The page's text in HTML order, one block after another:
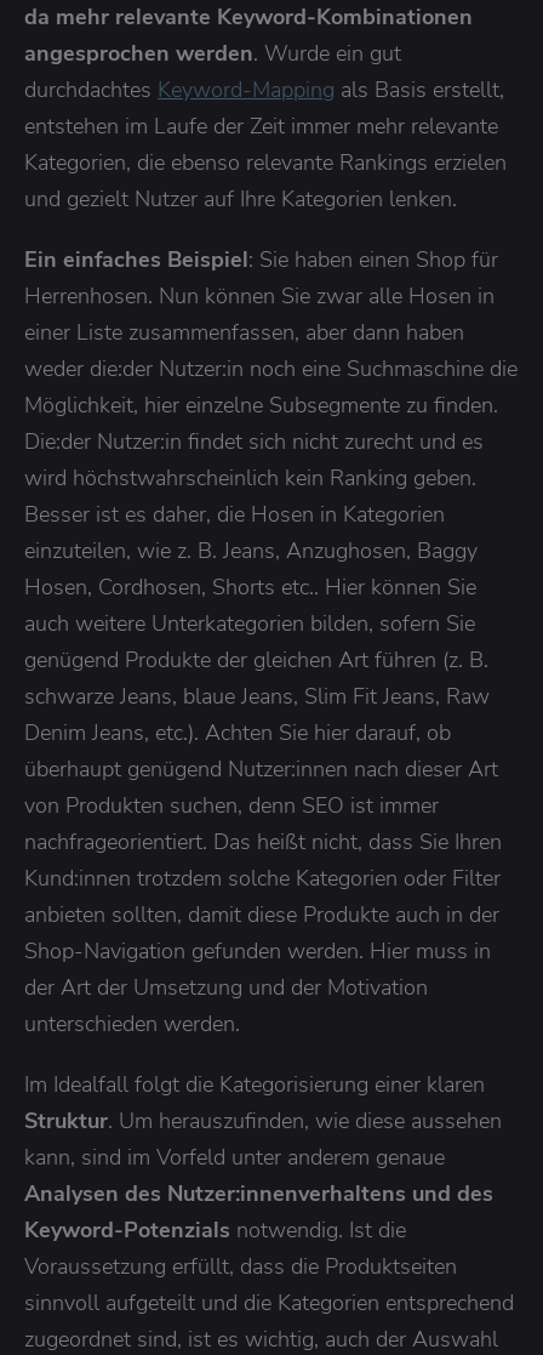
da mehr relevante Keyword-Kombinationen
angesprochen werden. Wurde ein gut
durchdachtes Keyword-Mapping als Basis erstellt,
entstehen im Laufe der Zeit immer mehr relevante
Kategorien, die ebenso relevante Rankings erzielen
und gezielt Nutzer auf Ihre Kategorien lenken.
Ein einfaches Beispiel: Sie haben einen Shop für
Herrenhosen. Nun können Sie zwar alle Hosen in
einer Liste zusammenfassen, aber dann haben
weder die:der Nutzer:in noch eine Suchmaschine die
Möglichkeit, hier einzelne Subsegmente zu finden.
Die:der Nutzer:in findet sich nicht zurecht und es
wird höchstwahrscheinlich kein Ranking geben.
Besser ist es daher, die Hosen in Kategorien
einzuteilen, wie z. B. Jeans, Anzughosen, Baggy
Hosen, Cordhosen, Shorts etc.. Hier können Sie
auch weitere Unterkategorien bilden, sofern Sie
genügend Produkte der gleichen Art führen (z. B.
schwarze Jeans, blaue Jeans, Slim Fit Jeans, Raw
Denim Jeans, etc.). Achten Sie hier darauf, ob
überhaupt genügend Nutzer:innen nach dieser Art
von Produkten suchen, denn SEO ist immer
nachfrageorientiert. Das heißt nicht, dass Sie Ihren
Kund:innen trotzdem solche Kategorien oder Filter
anbieten sollten, damit diese Produkte auch in der
Shop-Navigation gefunden werden. Hier muss in
der Art der Umsetzung und der Motivation
unterschieden werden.
Im Idealfall folgt die Kategorisierung einer klaren
Struktur. Um herauszufinden, wie diese aussehen
kann, sind im Vorfeld unter anderem genaue
Analysen des Nutzer:innenverhaltens und des
Keyword-Potenzials notwendig. Ist die
Voraussetzung erfüllt, dass die Produktseiten
sinnvoll aufgeteilt und die Kategorien entsprechend
zugeordnet sind, ist es wichtig, auch der Auswahl